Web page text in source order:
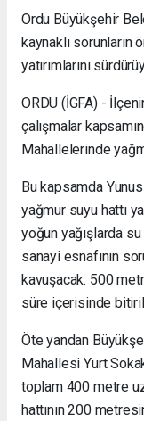
Ordu Büyükşehir
kaynaklı sorunların
yatırımlarını
ORDU (İGFA) -
çalışmalar
Mahallelerinde
Bu kapsamda
yağmur suyu hattı
yoğun yağışlarda
sanayi esnafının
kavuşacak. 500
süre içerisinde
Öte yandan
Mahallesi Yurt
toplam 400 metre
hattının 200